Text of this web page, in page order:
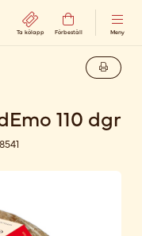
Ta kölapp Förbeställ Meny
110 dgr